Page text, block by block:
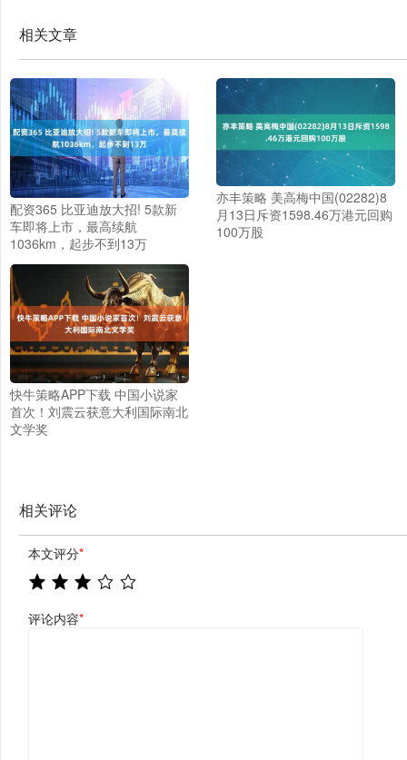
相关文章
配资365 比亚迪放大招! 5款新
车即将上市，最高续航
1036km，起步不到13万
亦丰策略 美高梅中国(02282)8
月13日斥资1598.46万港元回购
100万股
快牛策略APP下载 中国小说家
首次！刘震云获意大利国际南北
文学奖
相关评论
本文评分*
评论内容*